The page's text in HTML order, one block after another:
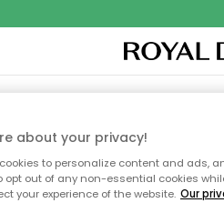
SISUSTUSTEKSTIILIT & MATOT
about your privacy!
to personalize content and ads,
opt out of any non-essential cookies
your experience of the website. Our